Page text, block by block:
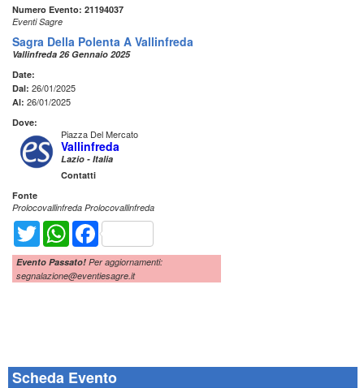
Numero Evento: 21194037
Eventi Sagre
Sagra Della Polenta A Vallinfreda
Vallinfreda 26 Gennaio 2025
Date:
Dal: 26/01/2025
Al: 26/01/2025
Dove:
Piazza Del Mercato
Vallinfreda
Lazio - Italia
Contatti
Fonte
Prolocovallinfreda Prolocovallinfreda
Twitter WhatsAppFacebook
Evento Passato! Per aggiornamenti:
segnalazione@eventiesagre.it
Scheda Evento